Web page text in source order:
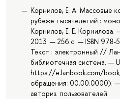
Корнилов, Е. А. Массовые
рубеже тысячелетий :
Корнилов, Е. Е.
2013. — 256 с. — ISBN
Текст : электронный //
библиотечная система. —
https://e.lanbook.com/
обращения: 00.00.0000). —
авториз. пользователей.